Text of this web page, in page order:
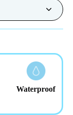
Waterproof